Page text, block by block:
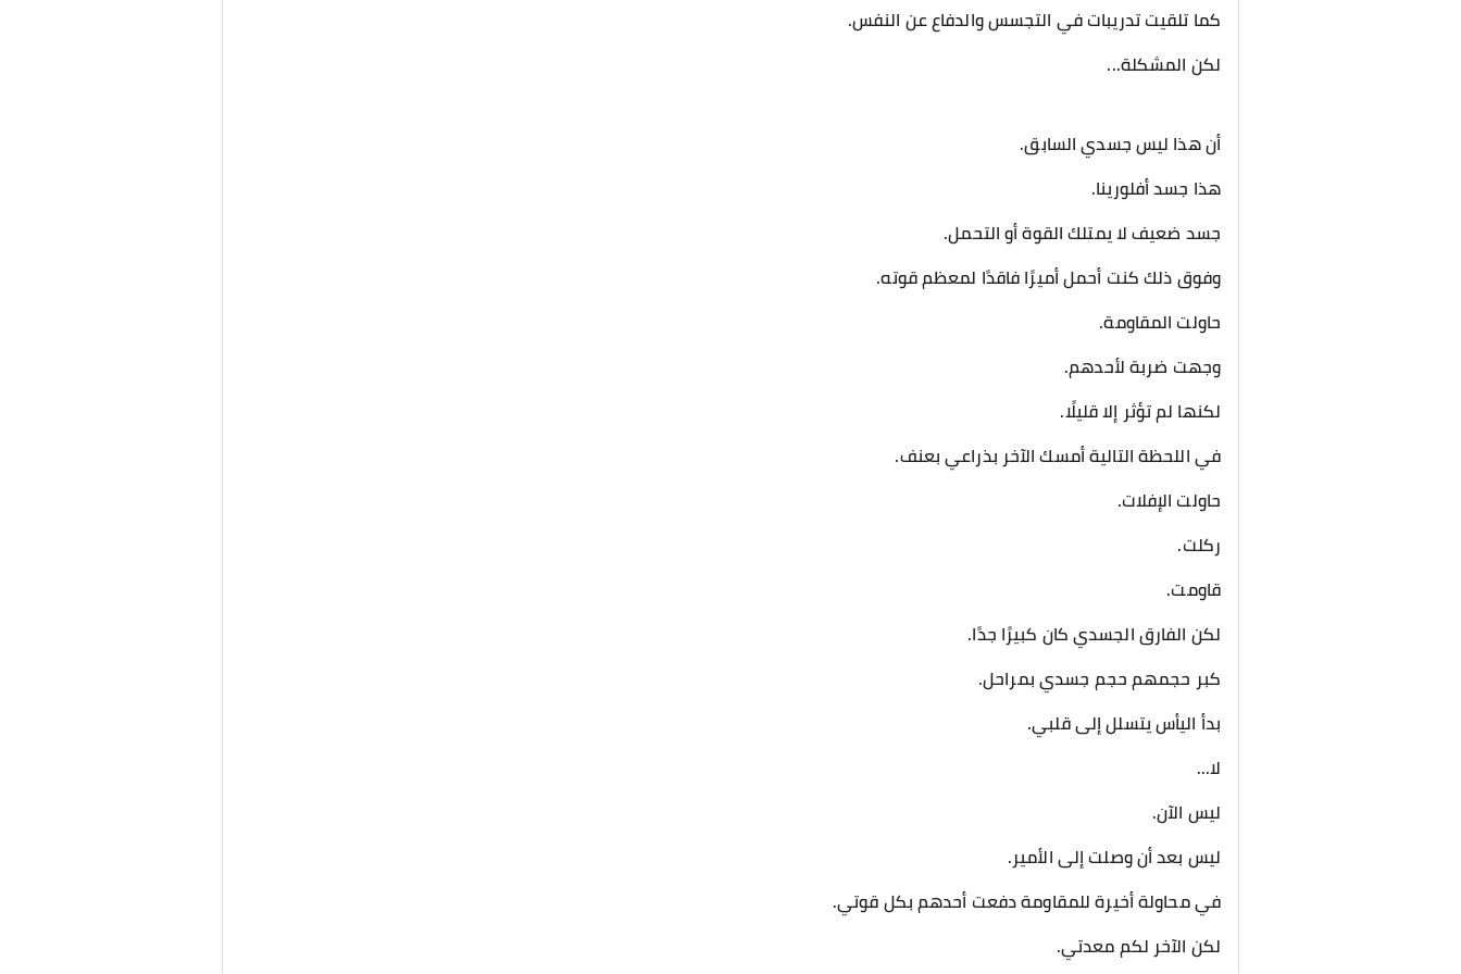
كما تلقيت تدريبات في التجسس والدفاع عن النفس.
لكن المشكلة...
أن هذا ليس جسدي السابق.
هذا جسد أفلورينا.
جسد ضعيف لا يمتلك القوة أو التحمل.
وفوق ذلك كنت أحمل أميرًا فاقدًا لمعظم قوته.
حاولت المقاومة.
وجهت ضربة لأحدهم.
لكنها لم تؤثر إلا قليلًا.
في اللحظة التالية أمسك الآخر بذراعي بعنف.
حاولت الإفلات.
ركلت.
قاومت.
لكن الفارق الجسدي كان كبيرًا جدًا.
كبر حجمهم حجم جسدي بمراحل.
بدأ اليأس يتسلل إلى قلبي.
لا...
ليس الآن.
ليس بعد أن وصلت إلى الأمير.
في محاولة أخيرة للمقاومة دفعت أحدهم بكل قوتي.
لكن الآخر لكم معدتي.